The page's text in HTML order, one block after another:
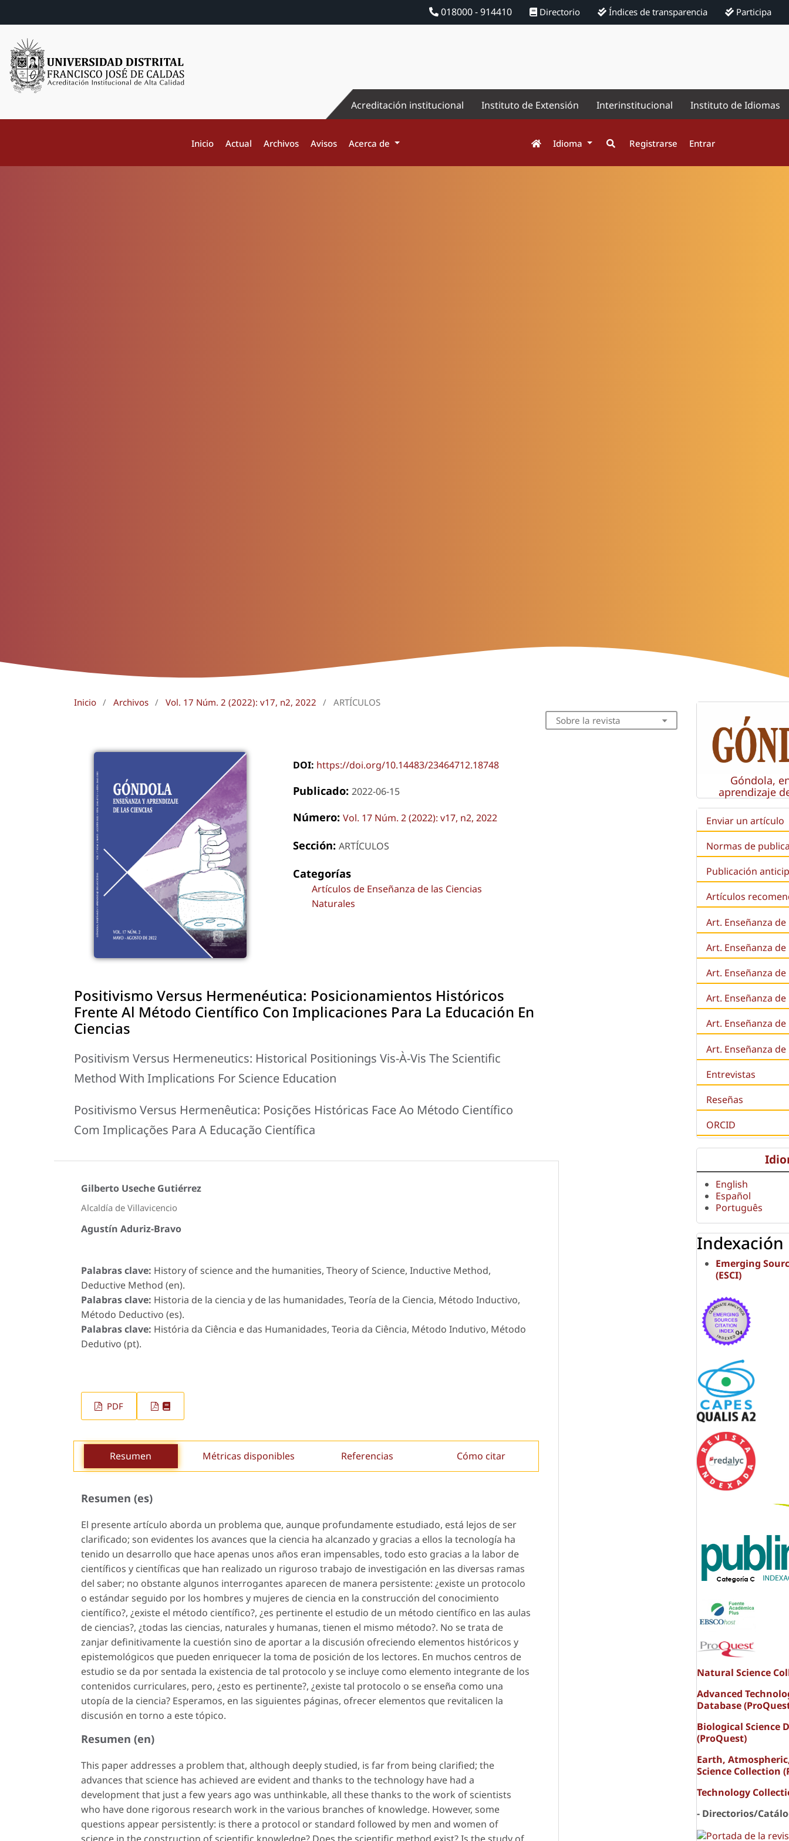
018000 - 914410 Directorio Índices de transparencia Participa
Acreditación institucional Instituto de Extensión Interinstitucional Instituto de Idiomas
Inicio Actual Archivos Avisos Acerca de Idioma Registrarse Entrar
Inicio / Archivos / Vol. 17 Núm. 2 (2022): v17, n2, 2022 / ARTÍCULOS
DOI: https://doi.org/10.14483/23464712.18748
Publicado: 2022-06-15
Número: Vol. 17 Núm. 2 (2022): v17, n2, 2022
Sección: ARTÍCULOS
Categorías
Artículos de Enseñanza de las Ciencias
Naturales
Positivismo Versus Hermenéutica: Posicionamientos Históricos
Frente Al Método Científico Con Implicaciones Para La Educación En
Ciencias
Positivism Versus Hermeneutics: Historical Positionings Vis-À-Vis The Scientific
Method With Implications For Science Education
Positivismo Versus Hermenêutica: Posições Históricas Face Ao Método Científico
Com Implicações Para A Educação Científica
Gilberto Useche Gutiérrez
Alcaldía de Villavicencio
Agustín Aduriz-Bravo
Palabras clave: History of science and the humanities, Theory of Science, Inductive Method,
Deductive Method (en).
Palabras clave: Historia de la ciencia y de las humanidades, Teoría de la Ciencia, Método Inductivo,
Método Deductivo (es).
Palabras clave: História da Ciência e das Humanidades, Teoria da Ciência, Método Indutivo, Método
Dedutivo (pt).
PDF
Resumen Métricas disponibles Referencias Cómo citar
Resumen (es)
El presente artículo aborda un problema que, aunque profundamente estudiado, está lejos de ser
clarificado; son evidentes los avances que la ciencia ha alcanzado y gracias a ellos la tecnología ha
tenido un desarrollo que hace apenas unos años eran impensables, todo esto gracias a la labor de
científicos y científicas que han realizado un riguroso trabajo de investigación en las diversas ramas
del saber; no obstante algunos interrogantes aparecen de manera persistente: ¿existe un protocolo
o estándar seguido por los hombres y mujeres de ciencia en la construcción del conocimiento
científico?, ¿existe el método científico?, ¿es pertinente el estudio de un método científico en las aulas
de ciencias?, ¿todas las ciencias, naturales y humanas, tienen el mismo método?. No se trata de
zanjar definitivamente la cuestión sino de aportar a la discusión ofreciendo elementos históricos y
epistemológicos que pueden enriquecer la toma de posición de los lectores. En muchos centros de
estudio se da por sentada la existencia de tal protocolo y se incluye como elemento integrante de los
contenidos curriculares, pero, ¿esto es pertinente?, ¿existe tal protocolo o se enseña como una
utopía de la ciencia? Esperamos, en las siguientes páginas, ofrecer elementos que revitalicen la
discusión en torno a este tópico.
Resumen (en)
This paper addresses a problem that, although deeply studied, is far from being clarified; the
advances that science has achieved are evident and thanks to the technology have had a
development that just a few years ago was unthinkable, all these thanks to the work of scientists
who have done rigorous research work in the various branches of knowledge. However, some
questions appear persistently: is there a protocol or standard followed by men and women of
Sobre la revista
Góndola,
aprendizaje
Enviar un artículo
Normas de
Publicación
Artículos
Art. Enseñanza
Art. Enseñanza
Art. Enseñanza de
Art. Enseñanza de
Art. Enseñanza
Art. Enseñanza
Entrevistas
Reseñas
ORCID
English
Español
Português
Indexación
Emerging
(ESCI)
Natural Science
Advanced
Database
Biological Science
(ProQuest)
Earth,
Science Collection
Technology
- Directorios/